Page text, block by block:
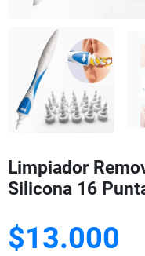
Limpiador
Silicona 16
$13.000